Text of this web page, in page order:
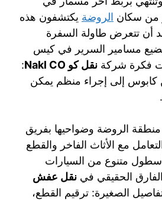
من سكان الروضة يكتشفون هذه
أن تتعرض طاولة السفرة
تضيع مسامير السرير في كيس
فكرة شركة نقل كو Nakl CO
:
كابوس إلى إجراء منظم يمكن
الروضة وضواحيها بفريق
مع الأثاث الفاخر والقطع
متنوع من السيارات
الحقيقي في نقل عفش
الصغيرة: ترقيم القطع،